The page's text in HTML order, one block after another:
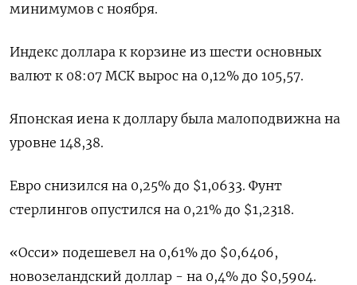
минимумов с ноября.
Индекс доллара к корзине из шести основных
валют к 08:07 МСК вырос на 0,12% до 105,57​.
Японская иена к доллару была малоподвижна на
уровне 148,38.
Евро снизился на 0,25% до $1,0633​. Фунт
стерлингов опустился на 0,21% до $1,2318​.
«Осси» подешевел на 0,61% до $0,6406​,
новозеландский доллар - на 0,4% до $0,5904​.